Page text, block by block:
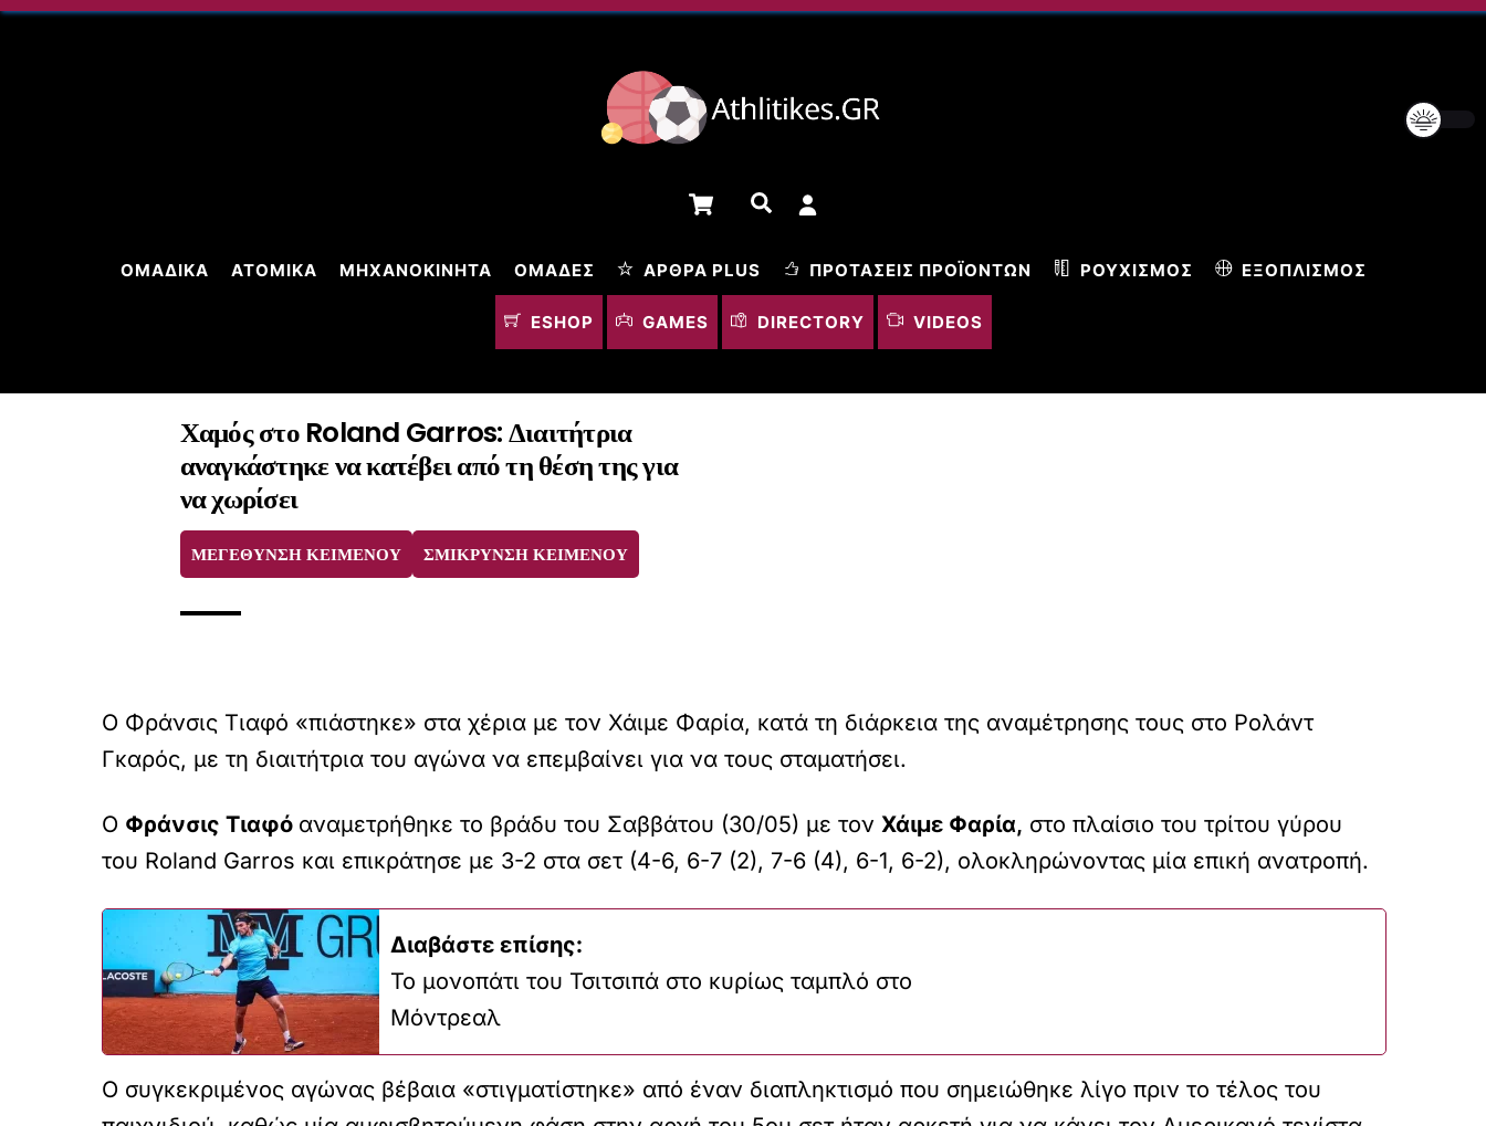
Skip
Cart Αναζήτηση
ΟΜΑΔΙΚΆ ΑΤΟΜΙΚΆ ΜΗΧΑΝΟΚΊΝΗΤΑ ΟΜΆΔΕΣ ΆΡΘΡΑ PLUS ΠΡΟΤΆΣΕΙΣ ΠΡΟΪΌΝΤΩΝ ΡΟΥΧΙΣΜΌΣ ΕΞΟΠΛΙΣΜΌΣ
ESHOP GAMES DIRECTORY VIDEOS
Χαμός στο Roland Garros: Διαιτήτρια
αναγκάστηκε να κατέβει από τη θέση της για
να χωρίσει
ΜΕΓΕΘΥΝΣΗ ΚΕΙΜΕΝΟΥ ΣΜΙΚΡΥΝΣΗ ΚΕΙΜΕΝΟΥ
Ο Φράνσις Τιαφό «πιάστηκε» στα χέρια με τον Χάιμε Φαρία, κατά τη διάρκεια της αναμέτρησης τους στο Ρολάντ
Γκαρός, με τη διαιτήτρια του αγώνα να επεμβαίνει για να τους σταματήσει.
Ο Φράνσις Τιαφό αναμετρήθηκε το βράδυ του Σαββάτου (30/05) με τον Χάιμε Φαρία, στο πλαίσιο του τρίτου γύρου
του Roland Garros και επικράτησε με 3-2 στα σετ (4-6, 6-7 (2), 7-6 (4), 6-1, 6-2), ολοκληρώνοντας μία επική ανατροπή.
Διαβάστε επίσης:
To μονοπάτι του Τσιτσιπά στο κυρίως ταμπλό στο
Μόντρεαλ
Ο συγκεκριμένος αγώνας βέβαια «στιγματίστηκε» από έναν διαπληκτισμό που σημειώθηκε λίγο πριν το τέλος του